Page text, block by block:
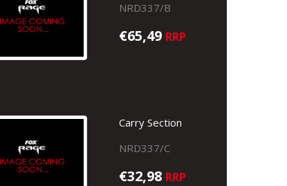
NRD337/B
€65,49 RRP
Carry Section
NRD337/C
€32,98 RRP